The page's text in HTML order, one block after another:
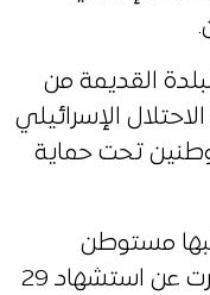
القديمة من
الإسرائيلي
تحت حماية
التي ارتكبها مستوطن
“إسرائيلي” داخل المسجد وأسفرت عن استشهاد 29